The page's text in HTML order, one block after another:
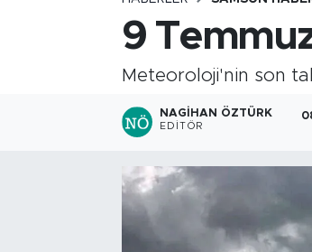
9
Meteoroloji'nin son
NAGIHAN ÖZTÜRK
EDITÖR
Trafik Durumu
Süper Lig Puan Durumu ve Fikstür
Tüm Manşetler
Son Dakika Haberleri